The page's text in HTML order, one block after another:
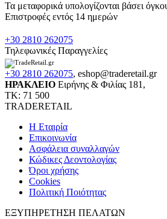
Τα μεταφορικά υπολογίζονται βάσει
Επιστροφές εντός 14 ημερών
+30 2810 262075
Τηλεφωνικές Παραγγελίες
+30 2810 262075, eshop@traderetail.gr
ΗΡΑΚΛΕΙΟ Ειρήνης & Φιλίας 181,
ΤΚ: 71 500
TRADERETAIL
H Εταιρία
Eπικοινωνία
Ασφάλεια συναλλαγών
Κώδικες Δεοντολογίας
Όροι χρήσης
Cookies
Πολιτική Ποιότητας
ΕΞΥΠΗΡΕΤΗΣΗ ΠΕΛΑΤΩΝ